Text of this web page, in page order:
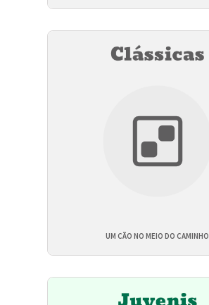
UM CÃO NO MEIO DO CAMINHO